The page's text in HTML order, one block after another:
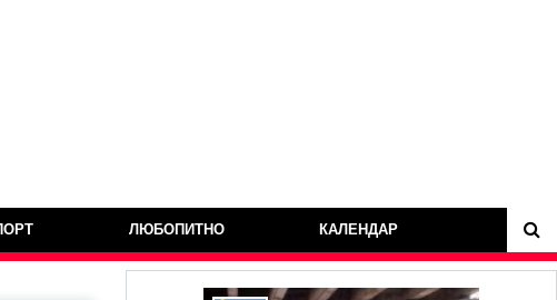
ЛЮБОПИТНО КАЛЕНДАР